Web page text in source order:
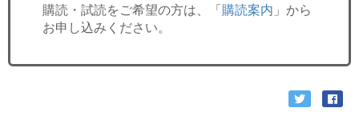
購読・試読をご希望の方は、「購読案内 」から
お申し込みください。